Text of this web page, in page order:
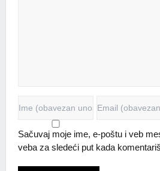
Sačuvaj moje ime, e-poštu i veb
veba za sledeći put kada